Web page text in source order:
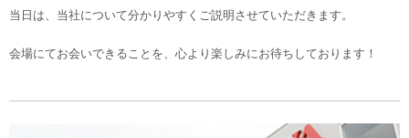
当日は、当社について分かりやすくご説明させていただきます。
会場にてお会いできることを、心より楽しみにお待ちしております！